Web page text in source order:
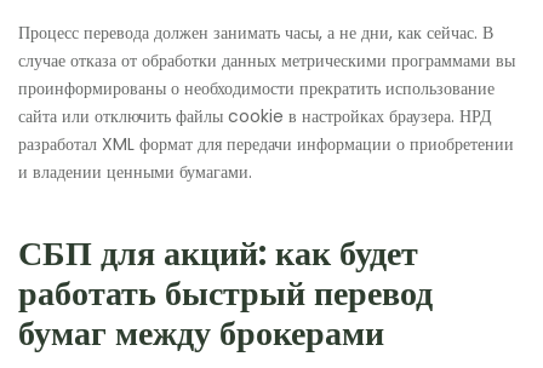
Процесс перевода должен занимать часы, а не дни, как сейчас. В
случае отказа от обработки данных метрическими программами вы
проинформированы о необходимости прекратить использование
сайта или отключить файлы cookie в настройках браузера. НРД
разработал XML формат для передачи информации о приобретении
и владении ценными бумагами.
СБП для акций: как будет
работать быстрый перевод
бумаг между брокерами